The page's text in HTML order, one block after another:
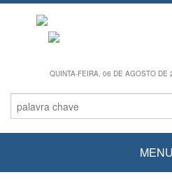
QUINTA-FEIRA, 06 DE AGOSTO
MENU